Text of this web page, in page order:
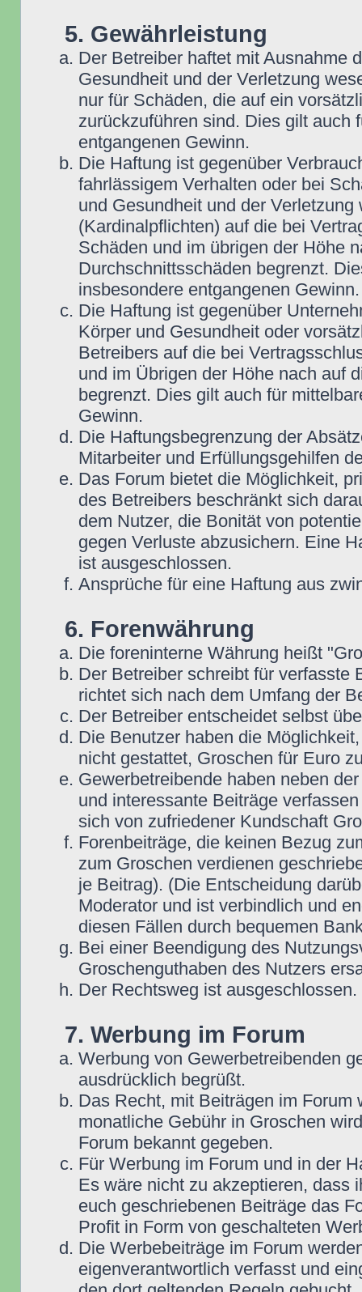
5. Gewährleistung
Der Betreiber haftet mit Ausnahme
Gesundheit und der Verletzung
nur für Schäden, die auf ein
zurückzuführen sind. Dies gilt auch
entgangenen Gewinn.
Die Haftung ist gegenüber
fahrlässigem Verhalten oder bei
und Gesundheit und der
(Kardinalpflichten) auf die bei
Schäden und im übrigen der Höhe
Durchschnittsschäden begrenzt.
insbesondere entgangenen Gewinn.
Die Haftung ist gegenüber
Körper und Gesundheit oder
Betreibers auf die bei
und im Übrigen der Höhe nach auf
begrenzt. Dies gilt auch für
Gewinn.
Die Haftungsbegrenzung der
Mitarbeiter und Erfüllungsgehilfen
Das Forum bietet die Möglichkeit,
des Betreibers beschränkt sich
dem Nutzer, die Bonität von
gegen Verluste abzusichern. Eine
ist ausgeschlossen.
Ansprüche für eine Haftung aus
6. Forenwährung
Die foreninterne Währung heißt
Der Betreiber schreibt für verfasste
richtet sich nach dem Umfang der
Der Betreiber entscheidet selbst
Die Benutzer haben die
nicht gestattet, Groschen für Euro
Gewerbetreibende haben neben
und interessante Beiträge
sich von zufriedener Kundschaft
Forenbeiträge, die keinen Bezug
zum Groschen verdienen
je Beitrag). (Die Entscheidung
Moderator und ist verbindlich und
diesen Fällen durch bequemen
Bei einer Beendigung des
Groschenguthaben des Nutzers
Der Rechtsweg ist ausgeschlossen.
7. Werbung im Forum
Werbung von Gewerbetreibenden
ausdrücklich begrüßt.
Das Recht, mit Beiträgen im
monatliche Gebühr in Groschen
Forum bekannt gegeben.
Für Werbung im Forum und in der
Es wäre nicht zu akzeptieren, dass
euch geschriebenen Beiträge das
Profit in Form von geschalteten
Die Werbebeiträge im Forum
eigenverantwortlich verfasst und